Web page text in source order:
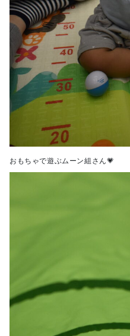
おもちゃで遊ぶムーン組さん💗